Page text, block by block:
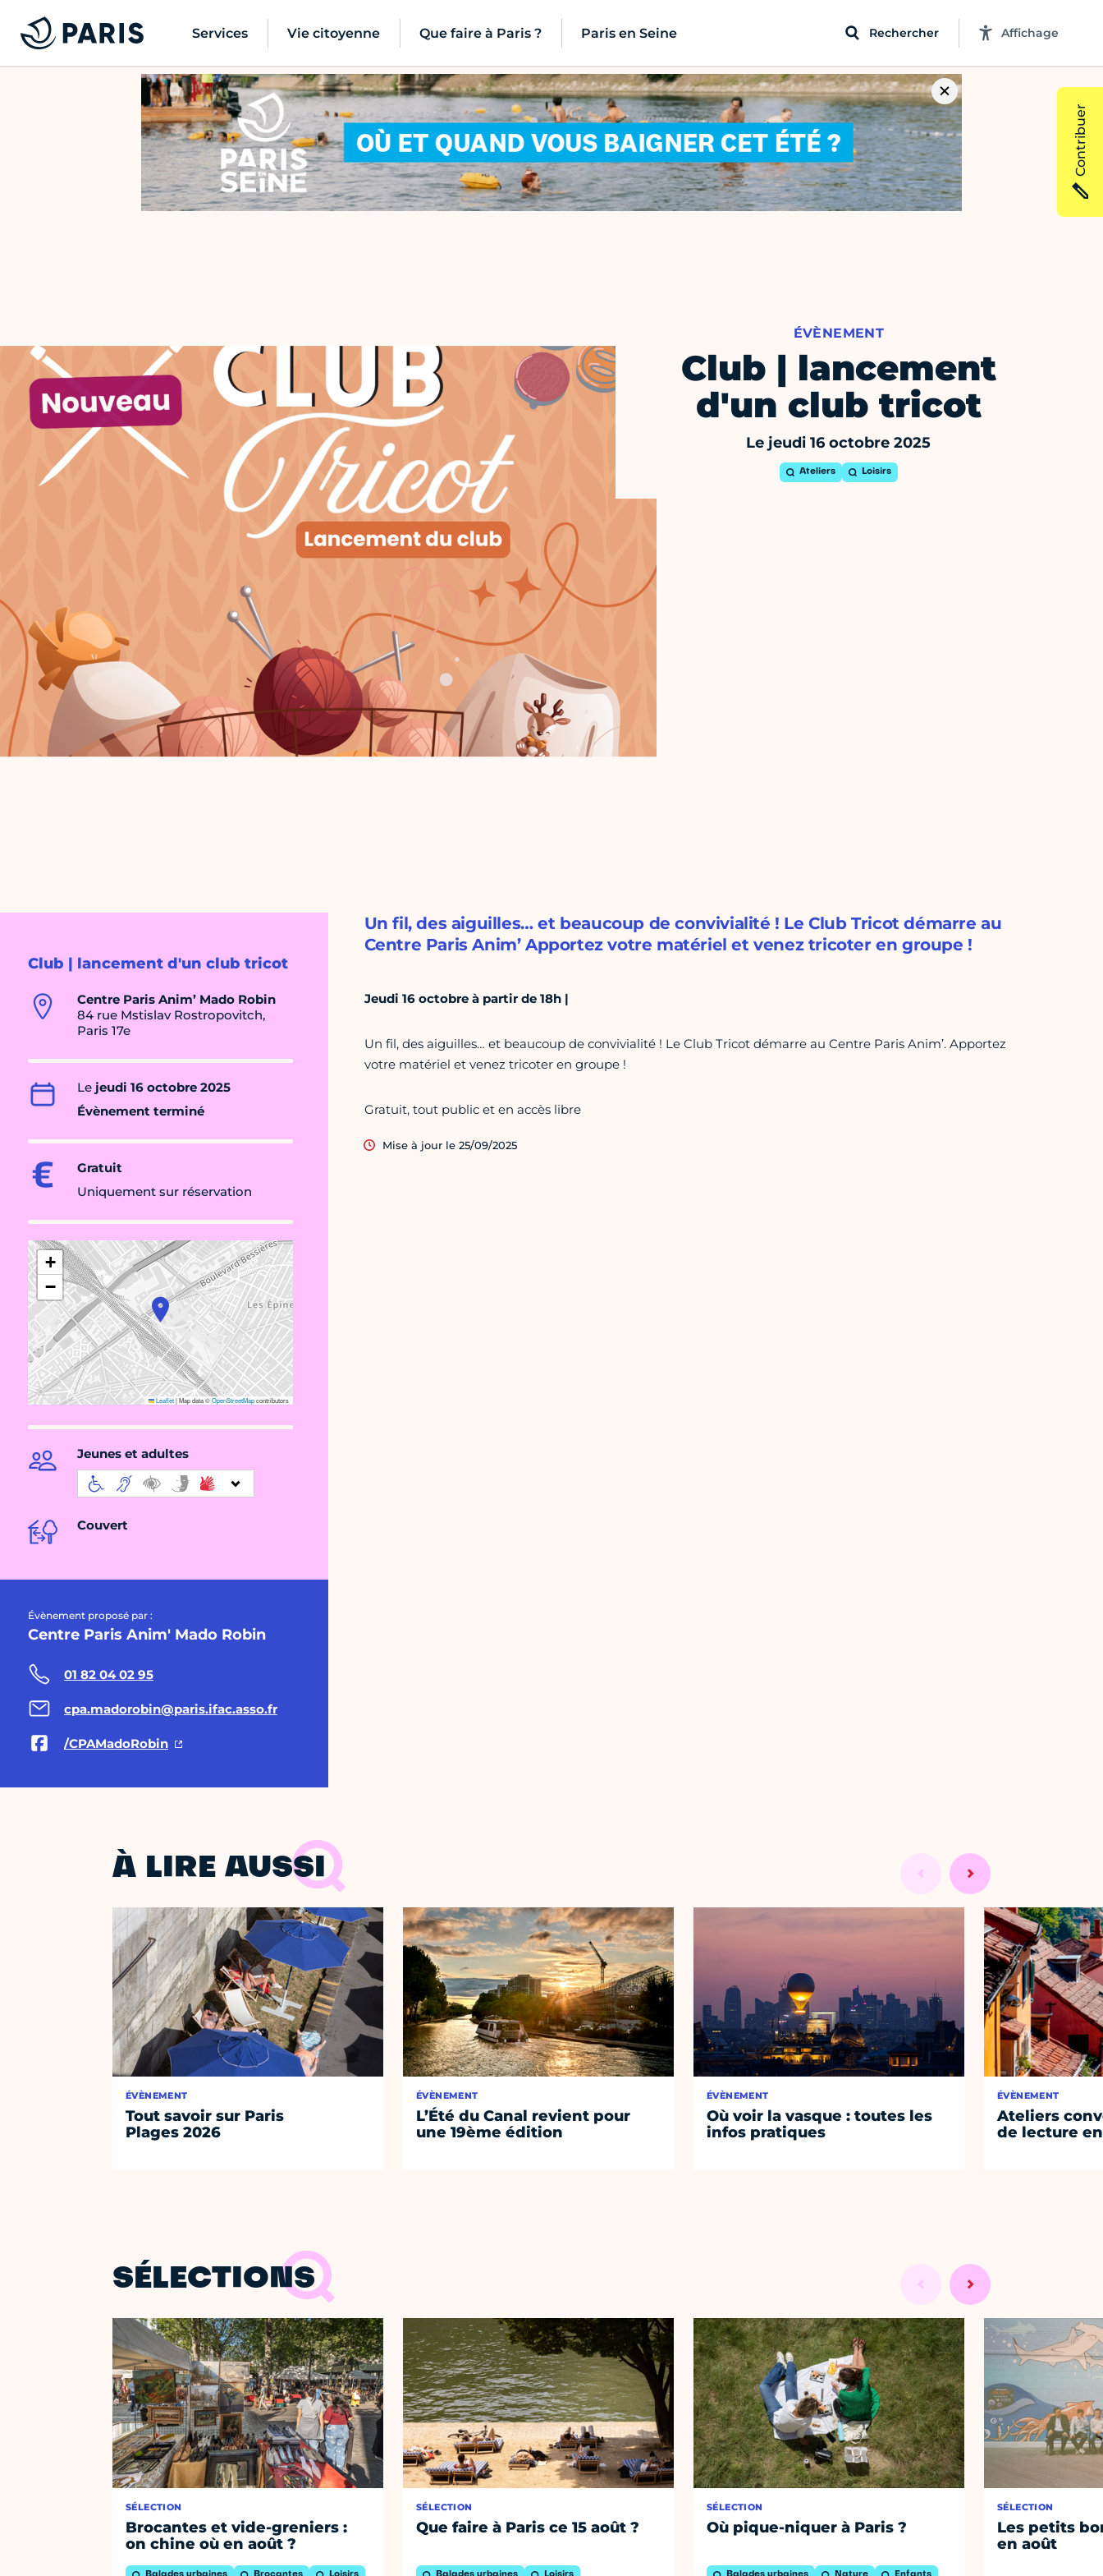
Services Vie citoyenne Que faire à Paris ? Paris en Seine Rechercher Affichage
ÉVÈNEMENT
Club | lancement
d'un club tricot
Le jeudi 16 octobre 2025
Ateliers Loisirs
Club | lancement d'un club tricot
Centre Paris Anim’ Mado Robin
84 rue Mstislav Rostropovitch,
Paris 17e
Le jeudi 16 octobre 2025
Évènement terminé
Gratuit
Uniquement sur réservation
+
−
Leaflet|Map data ©OpenStreetMapcontributors
Jeunes et adultes
Couvert
Évènement proposé par :
Centre Paris Anim' Mado Robin
01 82 04 02 95
cpa.madorobin@paris.ifac.asso.fr
/CPAMadoRobin
Un fil, des aiguilles… et beaucoup de convivialité ! Le Club Tricot démarre au
Centre Paris Anim’ Apportez votre matériel et venez tricoter en groupe !
Jeudi 16 octobre à partir de 18h |
Un fil, des aiguilles… et beaucoup de convivialité ! Le Club Tricot démarre au Centre Paris Anim’. Apportez
votre matériel et venez tricoter en groupe !
Gratuit, tout public et en accès libre
Mise à jour le 25/09/2025
À LIRE AUSSI
ÉVÈNEMENT
Tout savoir sur Paris
Plages 2026
ÉVÈNEMENT
L’Été du Canal revient pour
une 19ème édition
ÉVÈNEMENT
Où voir la vasque : toutes les
infos pratiques
ÉVÈNEMENT
Ateliers
de lecture
SÉLECTIONS
SÉLECTION
Brocantes et vide-greniers :
on chine où en août ?
SÉLECTION
Que faire à Paris ce 15 août ?
SÉLECTION
Où pique-niquer à Paris ?
SÉLECTION
Les petits
en août
Contribuer